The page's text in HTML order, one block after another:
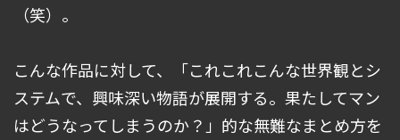
（笑）。
こんな作品に対して、「これこれこんな世界観とシ
ステムで、興味深い物語が展開する。果たしてマン
はどうなってしまうのか？」的な無難なまとめ方を